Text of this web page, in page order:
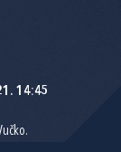
14:45